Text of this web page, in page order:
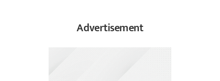
Advertisement